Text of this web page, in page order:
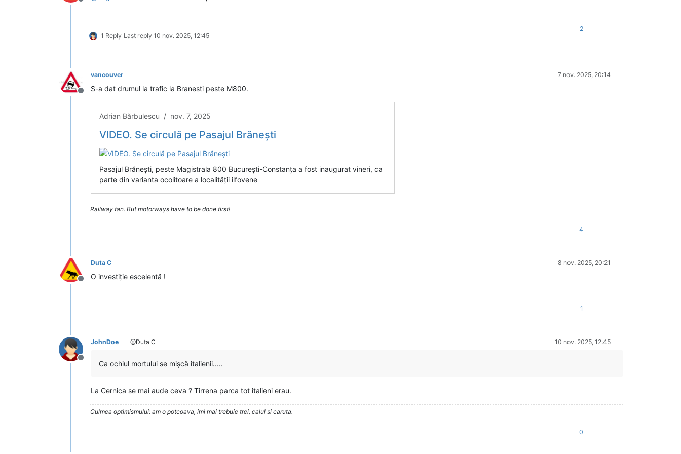
Deconectat
1 Reply Last reply 10 nov. 2025, 12:45
2
Deconectat
vancouver 7 nov. 2025, 20:14
S-a dat drumul la trafic la Branesti peste M800.
Adrian Bărbulescu / nov. 7, 2025
VIDEO. Se circulă pe Pasajul Brănești
Pasajul Brănești, peste Magistrala 800 București-Constanța a fost inaugurat vineri, ca
parte din varianta ocolitoare a localității ilfovene
Railway fan. But motorways have to be done first!
4
Deconectat
Duta C 8 nov. 2025, 20:21
O investiție escelentă !
1
Deconectat
JohnDoe @Duta C 10 nov. 2025, 12:45
Ca ochiul mortului se mișcă italienii.....
La Cernica se mai aude ceva ? Tirrena parca tot italieni erau.
Culmea optimismului: am o potcoava, imi mai trebuie trei, calul si caruta.
0